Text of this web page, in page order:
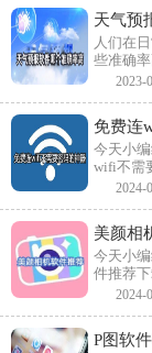
天气预
人们在
些准确
气预报
2023-
免费连
今天小
wifi不需
自动列
2024-
美颜相
今天小
件推荐
摄模式
2024-
P图软